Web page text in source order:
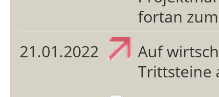
fortan
21.01.2022
Auf
Trittsteine